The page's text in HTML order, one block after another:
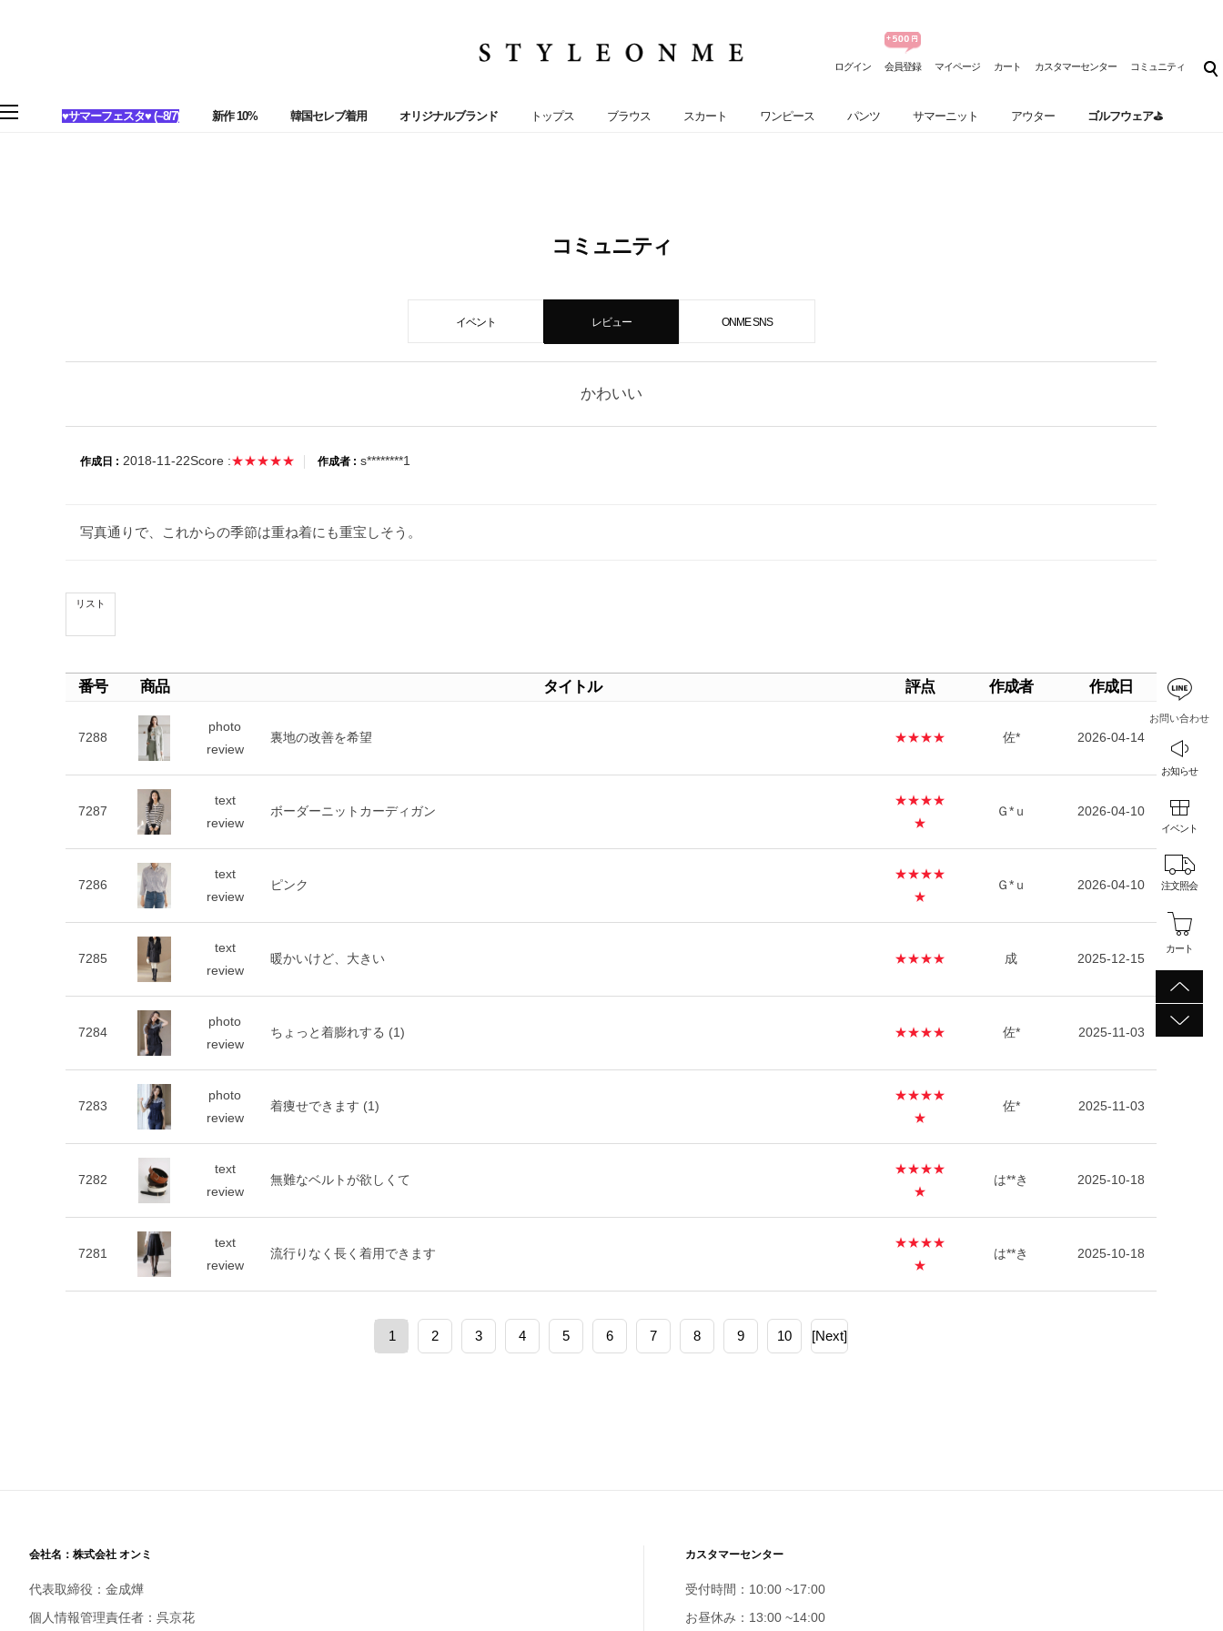
ログイン 会員登録 マイページ カート カスタマーセンター コミュニティ
♥サマーフェスタ♥ (~8/7) 新作 10% 韓国セレブ着用 オリジナルブランド トップス ブラウス スカート ワンピース パンツ サマーニット アウター ゴルフウェア⛳
お問い合わせ
お知らせ
イベント
注文照会
カート
コミュニティ
イベント レビュー ONME SNS
かわいい
作成日 : 2018-11-22Score :★★★★★ 作成者 : s********1
写真通りで、これからの季節は重ね着にも重宝しそう。
リスト
番号 商品 タイトル 評点 作成者 作成日
7288
photo
review
裏地の改善を希望 ★★★★ 佐* 2026-04-14
7287
text
review
ボーダーニットカーディガン
★★★★
★
Ｇ*ｕ 2026-04-10
7286
text
review
ピンク
★★★★
★
Ｇ*ｕ 2026-04-10
7285
text
review
暖かいけど、大きい ★★★★ 成 2025-12-15
7284
photo
review
ちょっと着膨れする (1) ★★★★ 佐* 2025-11-03
7283
photo
review
着痩せできます (1)
★★★★
★
佐* 2025-11-03
7282
text
review
無難なベルトが欲しくて
★★★★
★
は**き 2025-10-18
7281
text
review
流行りなく長く着用できます
★★★★
★
は**き 2025-10-18
1 2 3 4 5 6 7 8 9 10 [Next]
会社名：株式会社 オンミ
代表取締役：金成燁
個人情報管理責任者：呉京花
カスタマーセンター
受付時間：10:00 ~17:00
お昼休み：13:00 ~14:00